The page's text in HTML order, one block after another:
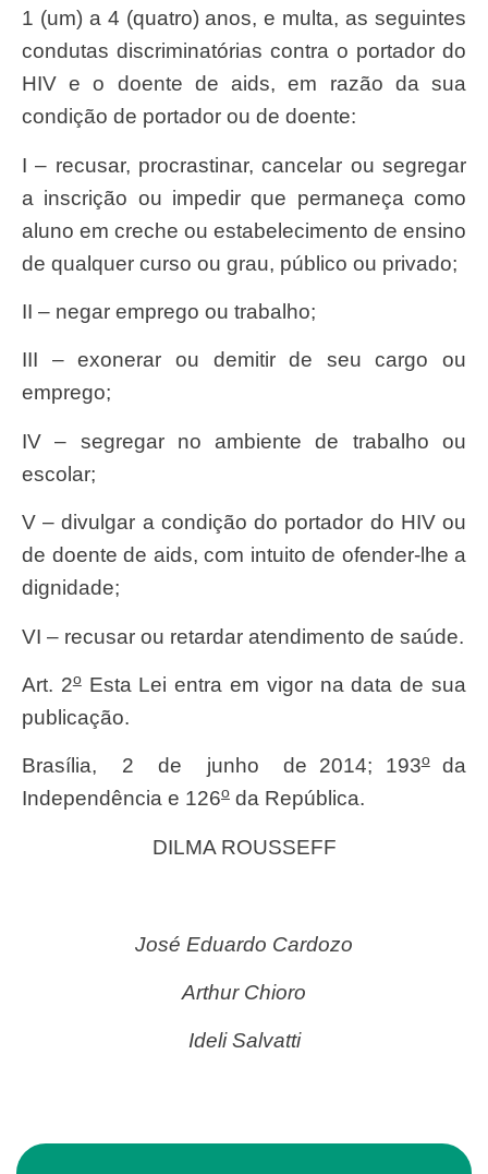
1 (um) a 4 (quatro) anos, e multa, as seguintes
condutas discriminatórias contra o portador do
HIV e o doente de aids, em razão da sua
condição de portador ou de doente:
I – recusar, procrastinar, cancelar ou segregar
a inscrição ou impedir que permaneça como
aluno em creche ou estabelecimento de ensino
de qualquer curso ou grau, público ou privado;
II – negar emprego ou trabalho;
III – exonerar ou demitir de seu cargo ou
emprego;
IV – segregar no ambiente de trabalho ou
escolar;
V – divulgar a condição do portador do HIV ou
de doente de aids, com intuito de ofender-lhe a
dignidade;
VI – recusar ou retardar atendimento de saúde.
Art. 2oEsta Lei entra em vigor na data de sua
publicação.
Brasília, 2 de junho de 2014; 193oda
Independência e 126o da República.
DILMA ROUSSEFF
José Eduardo Cardozo
Arthur Chioro
Ideli Salvatti